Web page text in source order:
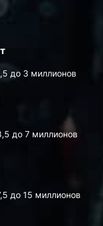
до 3 миллионов
до 7 миллионов
до 15 миллионов